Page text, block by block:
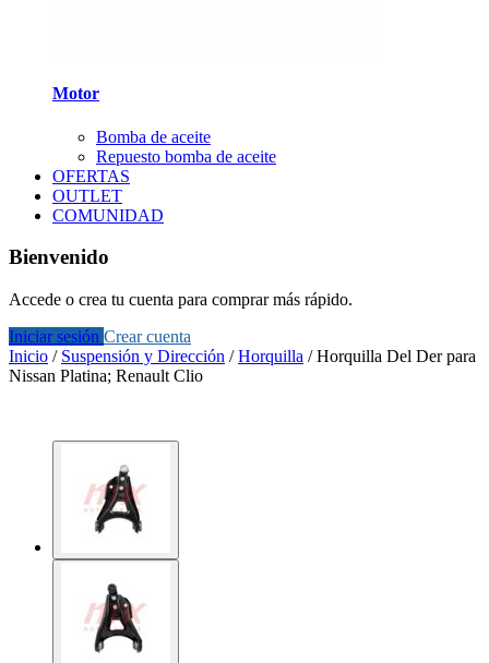
Motor
Bomba de aceite
Repuesto bomba de aceite
OFERTAS
OUTLET
COMUNIDAD
Bienvenido
Accede o crea tu cuenta para comprar más rápido.
Iniciar sesión Crear cuenta
Inicio / Suspensión y Dirección /Horquilla /Horquilla Del Der para
Nissan Platina; Renault Clio